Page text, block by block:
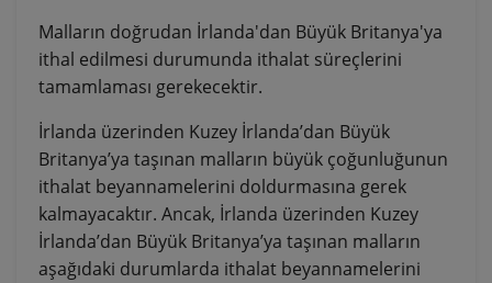
Malların doğrudan İrlanda'dan Büyük Britanya'ya
ithal edilmesi durumunda ithalat süreçlerini
tamamlaması gerekecektir.
İrlanda üzerinden Kuzey İrlanda’dan Büyük
Britanya’ya taşınan malların büyük çoğunluğunun
ithalat beyannamelerini doldurmasına gerek
kalmayacaktır. Ancak, İrlanda üzerinden Kuzey
İrlanda’dan Büyük Britanya’ya taşınan malların
aşağıdaki durumlarda ithalat beyannamelerini